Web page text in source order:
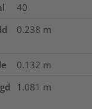
40
0.238 m
0.132 m
1.081 m